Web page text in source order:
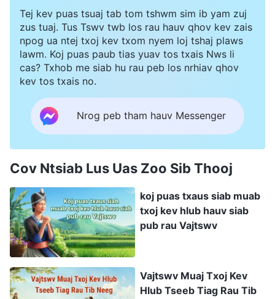
Tej kev puas tsuaj tab tom tshwm sim ib yam zuj
zus tuaj. Tus Tswv twb los rau hauv qhov kev zais
npog ua ntej txoj kev txom nyem loj tshaj plaws
lawm. Koj puas paub tias yuav tos txais Nws li
cas? Txhob me siab hu rau peb los nrhiav qhov
kev tos txais no.
Nrog peb tham hauv Messenger
Cov Ntsiab Lus Uas Zoo Sib Thooj
koj puas txaus siab muab
txoj kev hlub hauv siab
pub rau Vajtswv
Vajtswv Muaj Txoj Kev
Hlub Tseeb Tiag Rau Tib